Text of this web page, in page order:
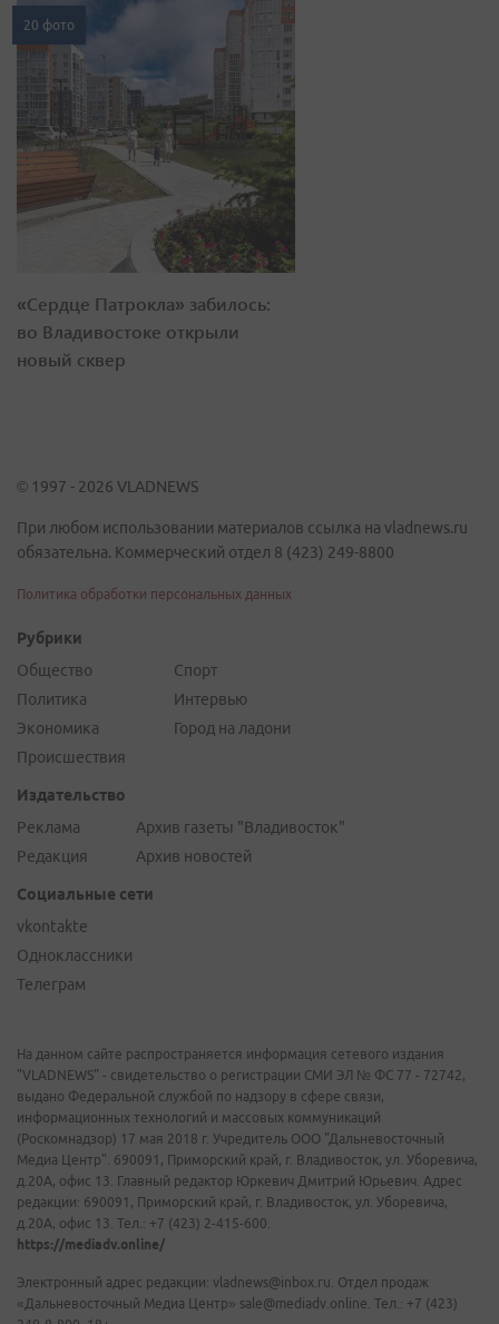
20 фото
«Сердце Патрокла» забилось:
во Владивостоке открыли
новый сквер
© 1997 - 2026 VLADNEWS
При любом использовании материалов ссылка на vladnews.ru
обязательна. Коммерческий отдел 8 (423) 249-8800
Политика обработки персональных данных
Рубрики
Общество
Политика
Экономика
Происшествия
Спорт
Интервью
Город на ладони
Издательство
Реклама
Редакция
Архив газеты "Владивосток"
Архив новостей
Социальные сети
vkontakte
Одноклассники
Телеграм
На данном сайте распространяется информация сетевого издания
"VLADNEWS" - свидетельство о регистрации СМИ ЭЛ № ФС 77 - 72742,
выдано Федеральной службой по надзору в сфере связи,
информационных технологий и массовых коммуникаций
(Роскомнадзор) 17 мая 2018 г. Учредитель ООО "Дальневосточный
Медиа Центр". 690091, Приморский край, г. Владивосток, ул. Уборевича,
д.20А, офис 13. Главный редактор Юркевич Дмитрий Юрьевич. Адрес
редакции: 690091, Приморский край, г. Владивосток, ул. Уборевича,
д.20А, офис 13. Тел.: +7 (423) 2-415-600.
https://mediadv.online/
Электронный адрес редакции: vladnews@inbox.ru. Отдел продаж
«Дальневосточный Медиа Центр» sale@mediadv.online. Тел.: +7 (423)